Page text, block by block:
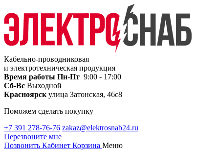
Кабельно-проводниковая
и электротехническая продукция
Время работы Пн-Пт 9:00 - 17:00
Сб-Вс Выходной
Красноярск улица Затонская, 46с8
Поможем сделать покупку
+7 391 278-76-76 zakaz@elektrosnab24.ru
Перезвоните мне
Позвонить Кабинет Корзина Меню